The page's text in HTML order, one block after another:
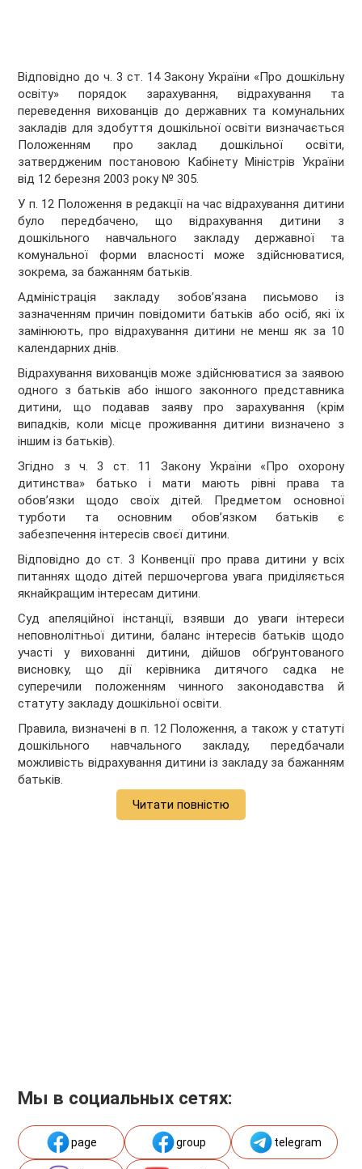
Відповідно до ч. 3 ст. 14 Закону України «Про дошкільну
освіту» порядок зарахування, відрахування та
переведення вихованців до державних та комунальних
закладів для здобуття дошкільної освіти визначається
Положенням про заклад дошкільної освіти,
затвердженим постановою Кабінету Міністрів України
від 12 березня 2003 року № 305.
У п. 12 Положення в редакції на час відрахування дитини
було передбачено, що відрахування дитини з
дошкільного навчального закладу державної та
комунальної форми власності може здійснюватися,
зокрема, за бажанням батьків.
Адміністрація закладу зобов’язана письмово із
зазначенням причин повідомити батьків або осіб, які їх
замінюють, про відрахування дитини не менш як за 10
календарних днів.
Відрахування вихованців може здійснюватися за заявою
одного з батьків або іншого законного представника
дитини, що подавав заяву про зарахування (крім
випадків, коли місце проживання дитини визначено з
іншим із батьків).
Згідно з ч. 3 ст. 11 Закону України «Про охорону
дитинства» батько і мати мають рівні права та
обов’язки щодо своїх дітей. Предметом основної
турботи та основним обов’язком батьків є
забезпечення інтересів своєї дитини.
Відповідно до ст. 3 Конвенції про права дитини у всіх
питаннях щодо дітей першочергова увага приділяється
якнайкращим інтересам дитини.
Суд апеляційної інстанції, взявши до уваги інтереси
неповнолітньої дитини, баланс інтересів батьків щодо
участі у вихованні дитини, дійшов обґрунтованого
висновку, що дії керівника дитячого садка не
суперечили положенням чинного законодавства й
статуту закладу дошкільної освіти.
Правила, визначені в п. 12 Положення, а також у статуті
дошкільного навчального закладу, передбачали
можливість відрахування дитини із закладу за бажанням
батьків.
Читати повністю
Мы в социальных сетях:
page group telegram